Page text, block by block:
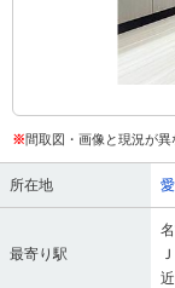
※間取図・画像と現況が異
所在地
最寄り駅